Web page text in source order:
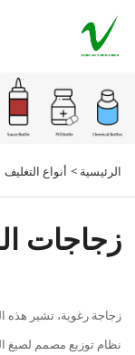
الرئيسية > أنواع التغليف
زجاجات
زجاجة رغوية، تشير هذه
نظام توزيع مصمم لصيغ